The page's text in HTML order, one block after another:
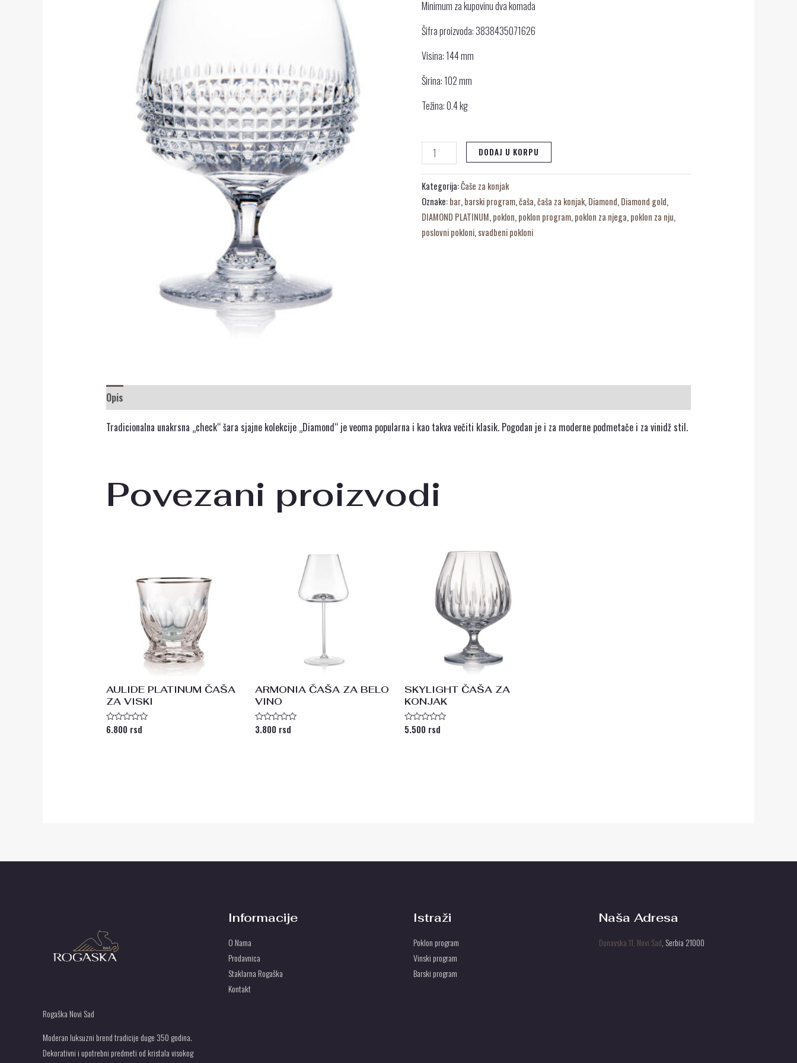
Minimum za kupovinu dva komada
Šifra proizvoda: 3838435071626
Visina: 144 mm
Širina: 102 mm
Težina: 0.4 kg
DODAJ U KORPU
Kategorija:Čaše za konjak
Oznake:bar,barski program,čaša,čaša za konjak,Diamond,Diamond gold,
DIAMOND PLATINUM,poklon,poklon program,poklon za njega,poklon za nju,
poslovni pokloni,svadbeni pokloni
Opis
Tradicionalna unakrsna „check“ šara sjajne kolekcije „Diamond“ je veoma popularna i kao takva večiti klasik. Pogodan je i za moderne podmetače i za vinidž stil.
Povezani proizvodi
AULIDE PLATINUM ČAŠA
ZA VISKI
Ocenjeno
sa
6.800 rsd
ARMONIA ČAŠA ZA BELO
VINO
Ocenjeno
sa
3.800 rsd
SKYLIGHT ČAŠA ZA
KONJAK
Ocenjeno
sa
5.500 rsd
Rogaška Novi Sad
Moderan luksuzni brend tradicije duge 350 godina.
Dekorativni i upotrebni predmeti od kristala visokog
Informacije
O Nama
Prodavnica
Staklarna Rogaška
Kontakt
Istraži
Poklon program
Vinski program
Barski program
Naša Adresa
Dunavska 11, Novi Sad, Serbia 21000